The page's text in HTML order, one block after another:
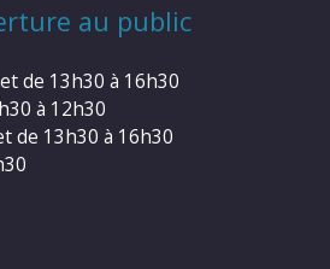
au public
de 13h30 à 16h30
à 12h30
de 13h30 à 16h30